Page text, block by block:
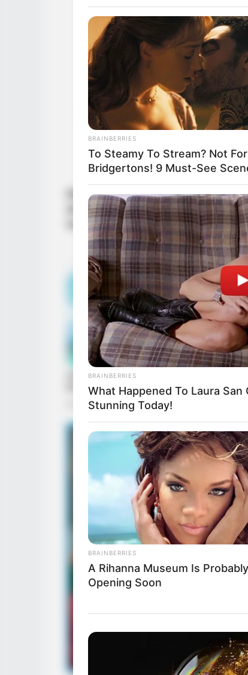
Découvrez les spoilers de
de théâtre de Marco bouleverse
touche enfin son rêve. Voici les
BRAINBERRIES
To Steamy To Stream? Not
Bridgertons! 9 Must-See
BRAINBERRIES
What Happened To Laura San
Stunning Today!
BRAINBERRIES
A Rihanna Museum Is Probably
Opening Soon